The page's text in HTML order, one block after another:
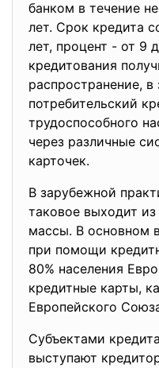
банком в течение
лет. Срок кредита
лет, процент - от 9
кредитования
распространение,
потребительский
трудоспособного
через различные
карточек.
В зарубежной
таковое выходит
массы. В основном
при помощи
80% населения
кредитные карты,
Европейского
Субъектами
выступают